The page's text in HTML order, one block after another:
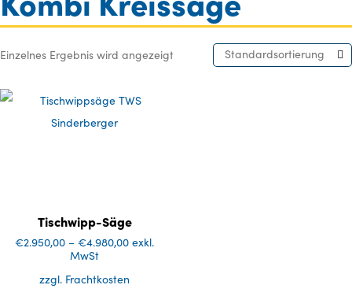
Einzelnes Ergebnis wird angezeigt Standardsortierung
Tischwipp-Säge
€2.950,00 –€4.980,00 exkl.
MwSt
zzgl. Frachtkosten